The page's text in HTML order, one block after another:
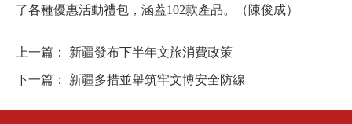
了各種優惠活動禮包，涵蓋102款產品。（陳俊成）
上一篇： 新疆發布下半年文旅消費政策
下一篇： 新疆多措並舉筑牢文博安全防線